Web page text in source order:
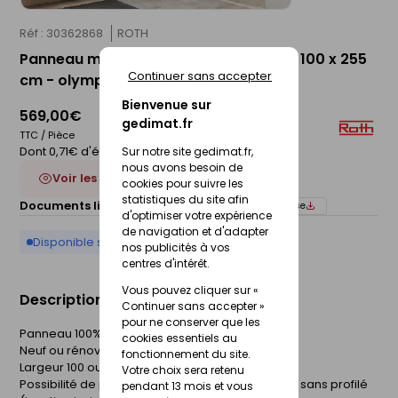
Bienvenue sur
gedimat.fr
Sur notre site gedimat.fr,
nous avons besoin de
cookies pour suivre les
statistiques du site afin
d'optimiser votre expérience
de navigation et d'adapter
nos publicités à vos
centres d'intérêt.
Vous pouvez cliquer sur «
Continuer sans accepter »
pour ne conserver que les
cookies essentiels au
fonctionnement du site.
Votre choix sera retenu
pendant 13 mois et vous
Continuer sans accepter
Réf : 30362868 ROTH
Panneau mural VIPANEL décor velvet - 100 x 255
cm - olympa blue garden
569,00€
TTC / Pièce
Dont 0,71€ d'éco-participation
Voir les 9 déclinaisons
Documents liés :
Fiche technique Notice de pose
Disponible sur commande
Description du produit
Panneau 100% étanche.
Neuf ou rénovation.
Largeur 100 ou 150 cm, hauteur 210 ou 255 cm.
Possibilité de pose avec profilés ou bord à bord sans profilé